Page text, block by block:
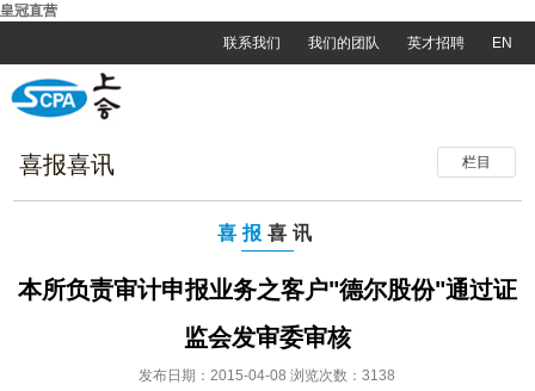
皇冠直营
联系我们
我们的团队 英才招聘 EN
栏目
喜报喜讯
喜报 喜讯
本所负责审计申报业务之客户"德尔股份"通过证
监会发审委审核
发布日期：2015-04-08 浏览次数：3138